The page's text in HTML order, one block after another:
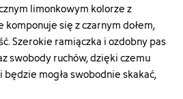
limonkowym kolorze z
się z czarnym dołem,
Szerokie ramiączka i ozdobny pas
swobody ruchów, dzięki czemu
będzie mogła swobodnie skakać,